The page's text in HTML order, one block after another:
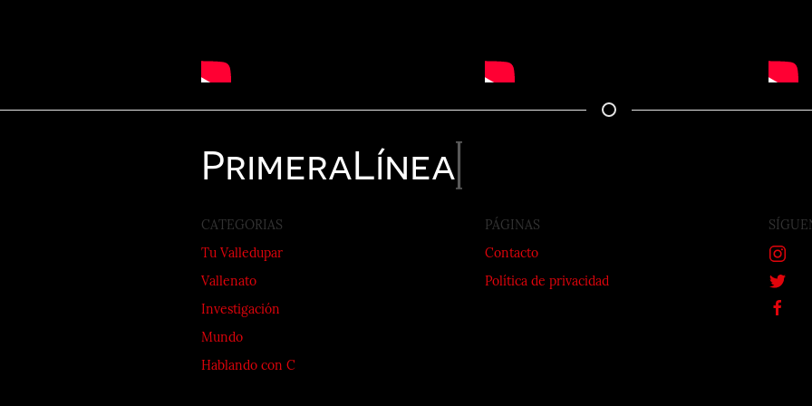
PrimeraLínea
CATEGORIAS
Tu Valledupar
Vallenato
Investigación
Mundo
Hablando con C
PÁGINAS
Contacto
Política de privacidad